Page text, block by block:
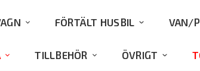
FÖRTÄLT HUSBIL VAN/
TILLBEHÖR ÖVRIGT